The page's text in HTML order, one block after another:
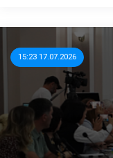
15:23 17.07.2026